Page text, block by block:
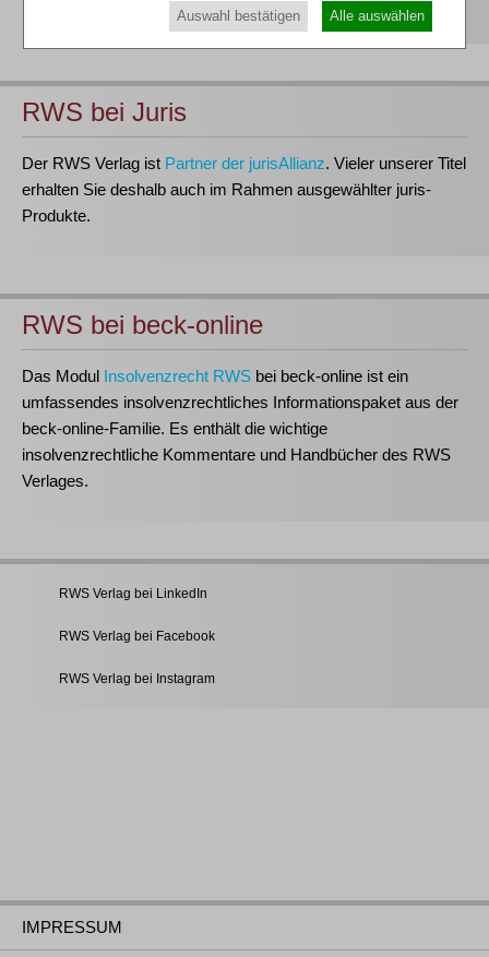
RWS bei Juris
Der RWS Verlag ist Partner der jurisAllianz. Vieler unserer Titel
erhalten Sie deshalb auch im Rahmen ausgewählter juris-
Produkte.
RWS bei beck-online
Das Modul Insolvenzrecht RWS bei beck-online ist ein
umfassendes insolvenzrechtliches Informationspaket aus der
beck-online-Familie. Es enthält die wichtige
insolvenzrechtliche Kommentare und Handbücher des RWS
Verlages.
RWS Verlag bei LinkedIn
RWS Verlag bei Facebook
RWS Verlag bei Instagram
IMPRESSUM
Auswahl bestätigen Alle auswählen